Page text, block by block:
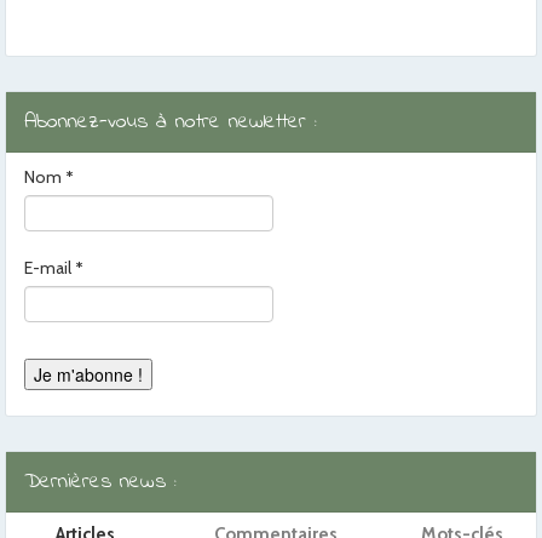
Abonnez-vous à notre newletter :
Nom *
E-mail *
Dernières news :